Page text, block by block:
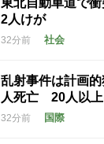
2人けが
32分前 社会
乱射事件は計画
人死亡 20人以
32分前 国際